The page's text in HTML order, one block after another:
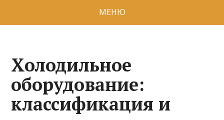
МЕНЮ
Холодильное
оборудование:
классификация и